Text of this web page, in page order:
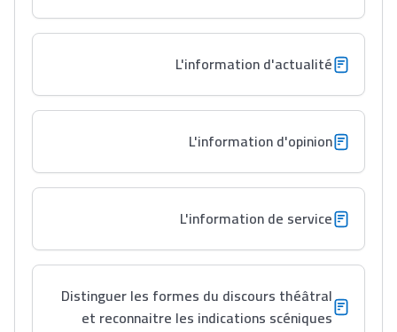
بطلة المغرب فالقفز
كتحكي على تجربتها
فالرّياضة و الدّراسة
L'information d'actualité
L'information d'opinion
L'information de service
Distinguer les formes du discours théâtral
et reconnaitre les indications scéniques